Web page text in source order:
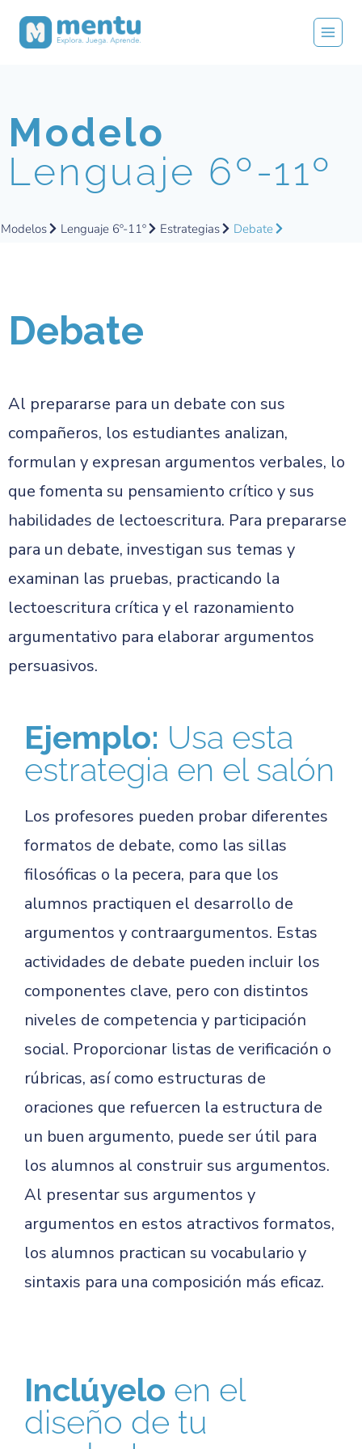
Modelo
Lenguaje 6º-11º
Modelos Lenguaje 6º-11º Estrategias Debate
Debate
Al prepararse para un debate con sus
compañeros, los estudiantes analizan,
formulan y expresan argumentos verbales, lo
que fomenta su pensamiento crítico y sus
habilidades de lectoescritura. Para prepararse
para un debate, investigan sus temas y
examinan las pruebas, practicando la
lectoescritura crítica y el razonamiento
argumentativo para elaborar argumentos
persuasivos.
Ejemplo: Usa esta
estrategia en el salón
Los profesores pueden probar diferentes
formatos de debate, como las sillas
filosóficas o la pecera, para que los
alumnos practiquen el desarrollo de
argumentos y contraargumentos. Estas
actividades de debate pueden incluir los
componentes clave, pero con distintos
niveles de competencia y participación
social. Proporcionar listas de verificación o
rúbricas, así como estructuras de
oraciones que refuercen la estructura de
un buen argumento, puede ser útil para
los alumnos al construir sus argumentos.
Al presentar sus argumentos y
argumentos en estos atractivos formatos,
los alumnos practican su vocabulario y
sintaxis para una composición más eficaz.
Inclúyelo en el
diseño de tu